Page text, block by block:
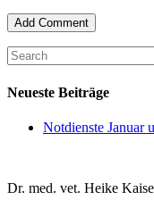
Neueste Beiträge
Notdienste Januar
Dr. med. vet. Heike